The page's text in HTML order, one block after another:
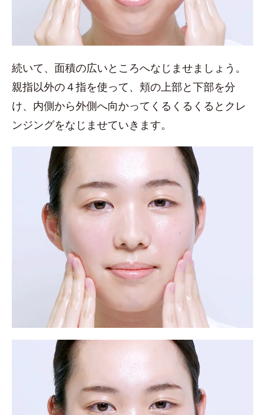
続いて、面積の広いところへなじませましょう。
親指以外の４指を使って、頬の上部と下部を分
け、内側から外側へ向かってくるくるくるとクレ
ンジングをなじませていきます。